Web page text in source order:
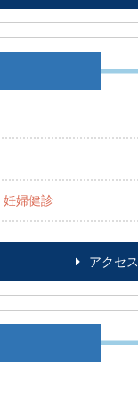
妊婦健診
アクセス